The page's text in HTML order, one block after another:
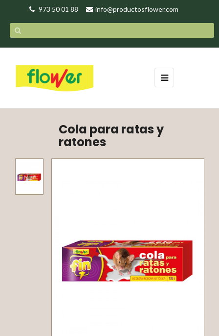
973 50 01 88 info@productosflower.com
Navegación
de
☰
Cola para ratas y
ratones